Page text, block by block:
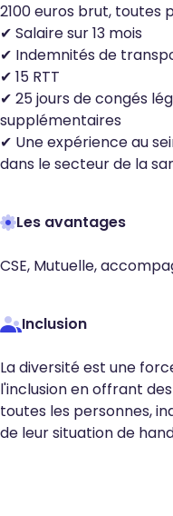
2100 euros brut, toutes
✔ Salaire sur 13 mois
✔ Indemnités de
✔ 15 RTT
✔ 25 jours de congés
supplémentaires
✔ Une expérience au
dans le secteur de la
Les avantages
CSE, Mutuelle,
Inclusion
La diversité est une
l'inclusion en offrant
toutes les personnes,
de leur situation de